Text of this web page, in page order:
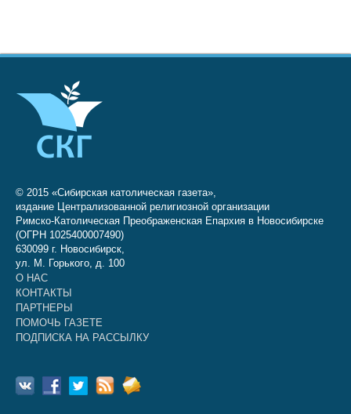
© 2015 «Сибирская католическая газета»,
издание Централизованной религиозной организации
Римско-Католическая Преображенская Епархия в Новосибирске
(ОГРН 1025400007490)
630099 г. Новосибирск,
ул. М. Горького, д. 100
О НАС
КОНТАКТЫ
ПАРТНЕРЫ
ПОМОЧЬ ГАЗЕТЕ
ПОДПИСКА НА РАССЫЛКУ